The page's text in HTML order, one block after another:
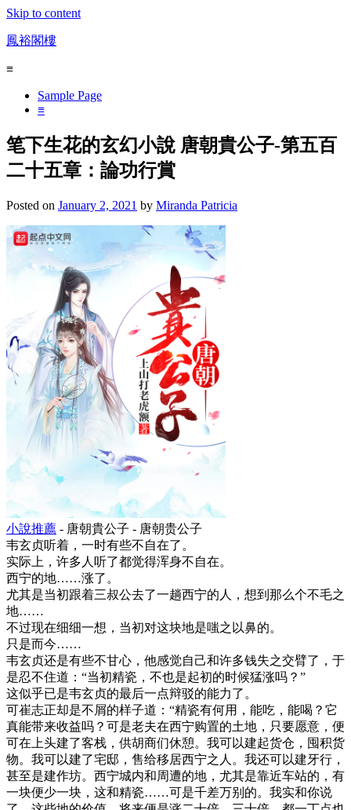
Skip to content
鳳裕閣樓
≡
Sample Page
≡
笔下生花的玄幻小說 唐朝貴公子-第五百
二十五章：論功行賞
Posted on January 2, 2021 by Miranda Patricia
小說推薦 - 唐朝貴公子 - 唐朝贵公子
韦玄贞听着，一时有些不自在了。
实际上，许多人听了都觉得浑身不自在。
西宁的地……涨了。
尤其是当初跟着三叔公去了一趟西宁的人，想到那么个不毛之
地……
不过现在细细一想，当初对这块地是嗤之以鼻的。
只是而今……
韦玄贞还是有些不甘心，他感觉自己和许多钱失之交臂了，于
是忍不住道：“当初精瓷，不也是起初的时候猛涨吗？”
这似乎已是韦玄贞的最后一点辩驳的能力了。
可崔志正却是不屑的样子道：“精瓷有何用，能吃，能喝？它
真能带来收益吗？可是老夫在西宁购置的土地，只要愿意，便
可在上头建了客栈，供胡商们休憩。我可以建起货仓，囤积货
物。我可以建了宅邸，售给移居西宁之人。我还可以建牙行，
甚至是建作坊。西宁城内和周遭的地，尤其是靠近车站的，有
一块便少一块，这和精瓷……可是千差万别的。我实和你说